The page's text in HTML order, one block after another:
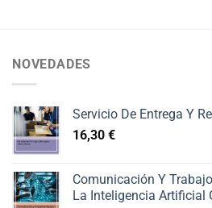
NOVEDADES
Servicio De Entrega Y
16,30 €
Comunicación Y
La Inteligencia Artificial